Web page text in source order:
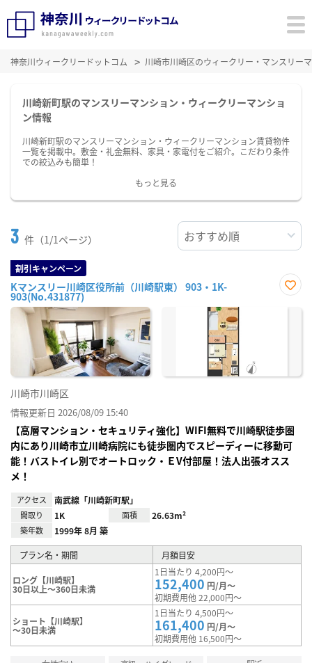
神奈川ウィークリードットコム 川崎市川崎区のウィークリー・マンスリー
川崎新町駅のマンスリーマンション・ウィークリーマンショ
ン情報
川崎新町駅のマンスリーマンション・ウィークリーマンション賃貸物件
一覧を掲載中。敷金・礼金無料、家具・家電付をご紹介。こだわり条件
での絞込みも簡単！
もっと見る
3 件（1/1ページ）
割引キャンペーン
Kマンスリー川崎区役所前（川崎駅東） 903・1K-
903(No.431877)
に入
川崎市川崎区
情報更新日 2026/08/09 15:40
【高層マンション・セキュリティ強化】WIFI無料で川崎駅徒歩圏
内にあり川崎市立川崎病院にも徒歩圏内でスピーディーに移動可
能！バストイレ別でオートロック・ＥV付部屋！法人出張オスス
メ！
アクセス 南武線「川崎新町駅」
間取り 1K 面積 26.63m²
築年数 1999年 8月 築
プラン名・期間 月額目安
ロング【川崎駅】
30日以上～360日未満
1日当たり 4,200円～
152,400 円/月～
初期費用他 22,000円～
ショート【川崎駅】
～30日未満
1日当たり 4,500円～
161,400 円/月～
初期費用他 16,500円～